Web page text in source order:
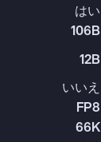
はい
106B
12B
いいえ
FP8
66K